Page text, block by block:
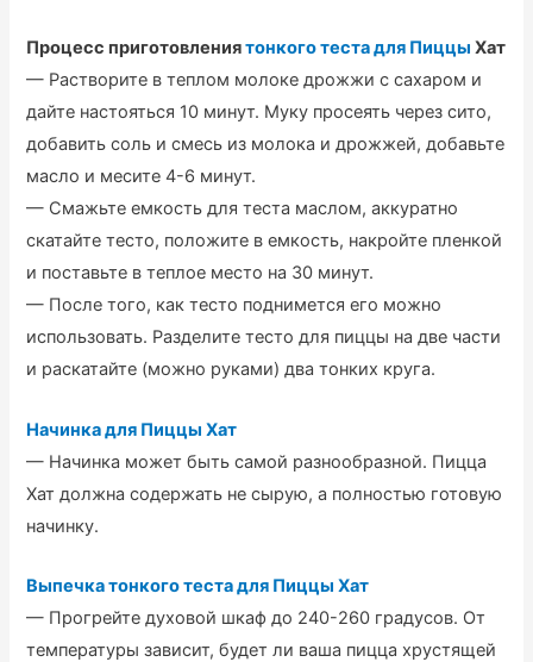
Процесс приготовлениятонкого теста для Пиццы Хат
— Растворите в теплом молоке дрожжи с сахаром и
дайте настояться 10 минут. Муку просеять через сито,
добавить соль и смесь из молока и дрожжей, добавьте
масло и месите 4-6 минут.
— Смажьте емкость для теста маслом, аккуратно
скатайте тесто, положите в емкость, накройте пленкой
и поставьте в теплое место на 30 минут.
— После того, как тесто поднимется его можно
использовать. Разделите тесто для пиццы на две части
и раскатайте (можно руками) два тонких круга.
Начинка для Пиццы Хат
— Начинка может быть самой разнообразной. Пицца
Хат должна содержать не сырую, а полностью готовую
начинку.
Выпечка тонкого теста для Пиццы Хат
— Прогрейте духовой шкаф до 240-260 градусов. От
температуры зависит, будет ли ваша пицца хрустящей